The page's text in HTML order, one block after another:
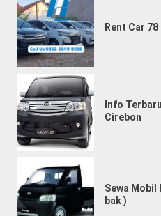
Cirebon
Sewa Mobil Pickup
bak )
Rent Car
Info
Cirebon
Sewa Mobil
bak )